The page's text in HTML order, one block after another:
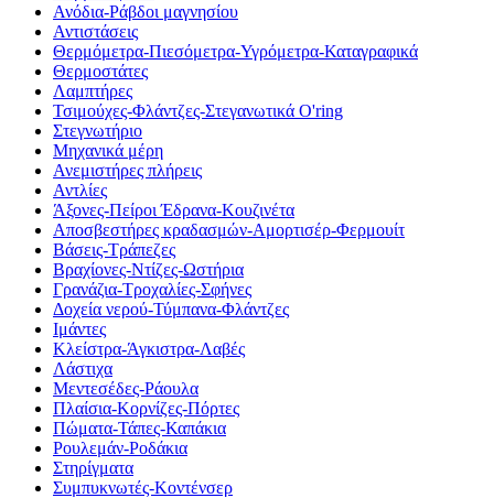
Ανόδια-Ράβδοι μαγνησίου
Αντιστάσεις
Θερμόμετρα-Πιεσόμετρα-Υγρόμετρα-Καταγραφικά
Θερμοστάτες
Λαμπτήρες
Τσιμούχες-Φλάντζες-Στεγανωτικά O'ring
Στεγνωτήριο
Μηχανικά μέρη
Ανεμιστήρες πλήρεις
Αντλίες
Άξονες-Πείροι Έδρανα-Κουζινέτα
Αποσβεστήρες κραδασμών-Αμορτισέρ-Φερμουίτ
Βάσεις-Τράπεζες
Βραχίονες-Ντίζες-Ωστήρια
Γρανάζια-Τροχαλίες-Σφήνες
Δοχεία νερού-Τύμπανα-Φλάντζες
Ιμάντες
Κλείστρα-Άγκιστρα-Λαβές
Λάστιχα
Μεντεσέδες-Ράουλα
Πλαίσια-Κορνίζες-Πόρτες
Πώματα-Τάπες-Καπάκια
Ρουλεμάν-Ροδάκια
Στηρίγματα
Συμπυκνωτές-Κοντένσερ